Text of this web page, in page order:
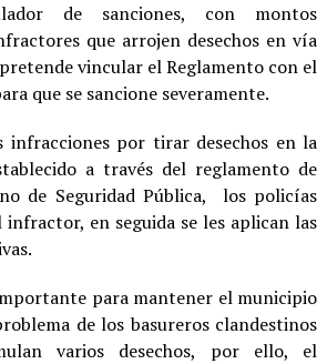
de sanciones, con montos
que arrojen desechos en vía
vincular el Reglamento con el
que se sancione severamente.
infracciones por tirar desechos en la
a través del reglamento de
de Seguridad Pública, los policías
en seguida se les aplican las
para mantener el municipio
de los basureros clandestinos
varios desechos, por ello, el